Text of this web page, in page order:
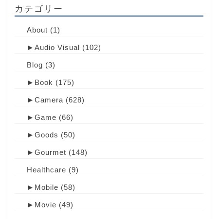
カテゴリー
About (1)
► Audio Visual (102)
Blog (3)
► Book (175)
► Camera (628)
► Game (66)
► Goods (50)
► Gourmet (148)
Healthcare (9)
► Mobile (58)
► Movie (49)